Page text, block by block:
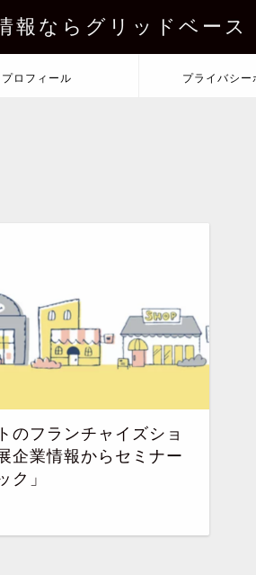
報ならグリッドベース
プロフィール プライバシー
のフランチャイズショ
企業情報からセミナー
ク」